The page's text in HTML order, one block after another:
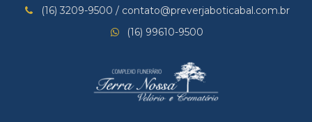
(16) 3209-9500 / contato@preverjaboticabal.com.br
(16) 99610-9500